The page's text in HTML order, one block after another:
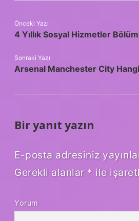
Önceki Yazı
4 Yıllık Sosyal Hizmetler
Sonraki Yazı
Arsenal Manchester City
Bir yanıt yazın
E-posta adresiniz
Gerekli alanlar * ile
Yorum